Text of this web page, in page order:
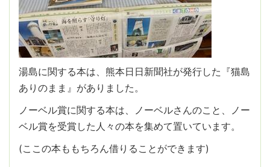
湯島に関する本は、熊本日日新聞社が発行した『猫島
ありのまま』がありました。
ノーベル賞に関する本は、ノーベルさんのこと、ノー
ベル賞を受賞した人々の本を集めて置いています。
(ここの本ももちろん借りることができます)